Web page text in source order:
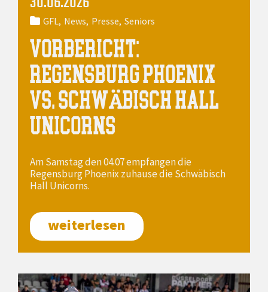
GFL News Presse Seniors
VORBERICHT:
REGENSBURG PHOENIX
VS. SCHWÄBISCH HALL
UNICORNS
Am Samstag den 04.07 empfangen die
Regensburg Phoenix zuhause die Schwäbisch
Hall Unicorns.
weiterlesen